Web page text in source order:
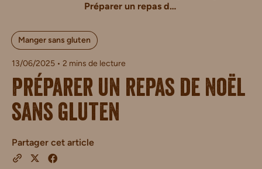
Préparer un repas de Noël sans gluten
Manger sans gluten
13/06/2025 • 2 mins de lecture
Préparer un repas de Noël
sans gluten
Partager cet article